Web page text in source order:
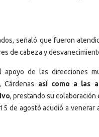
señaló que fueron
de cabeza y
apoyo de las direcciones
Cárdenas así como a las
, prestando su colaboración
de agostó acudió a venerar